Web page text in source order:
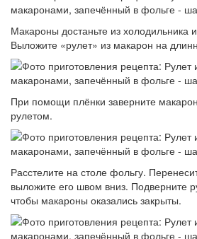
Макароны достаньте из холодильника
Выложите «рулет» из макарон на
При помощи плёнки заверните
рулетом.
Расстелите на столе фольгу.
выложите его швом вниз. Подверните
чтобы макароны оказались закрыты.